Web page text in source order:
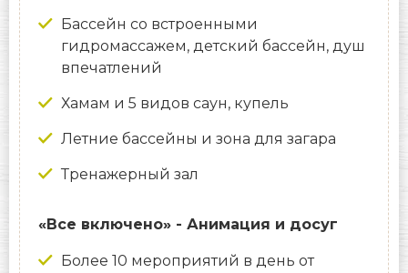
Бассейн со встроенными
гидромассажем, детский бассейн, душ
впечатлений
Хамам и 5 видов саун, купель
Летние бассейны и зона для загара
Тренажерный зал
«Все включено» - Анимация и досуг
Более 10 мероприятий в день от